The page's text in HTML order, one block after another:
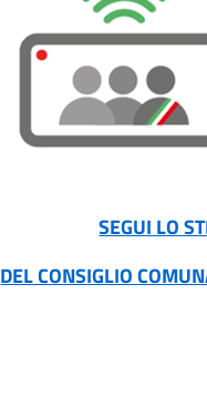
SEGUI LO
DEL CONSIGLIO